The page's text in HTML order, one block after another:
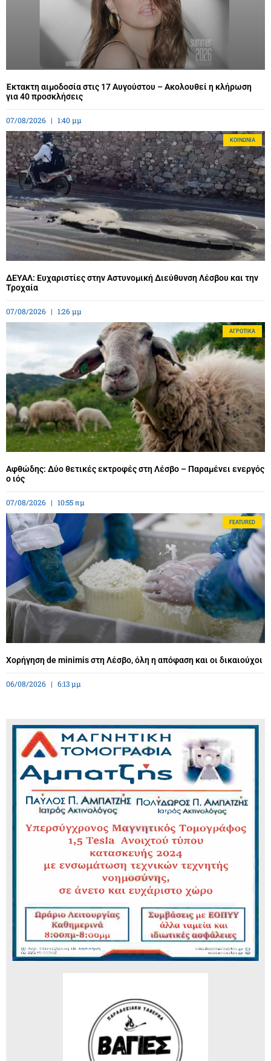
Έκτακτη αιμοδοσία στις 17 Αυγούστου – Ακολουθεί η κλήρωση
για 40 προσκλήσεις
07/08/2026 1:40 μμ
ΚΟΙΝΩΝΊΑ
ΔΕΥΑΛ: Ευχαριστίες στην Αστυνομική Διεύθυνση Λέσβου και την
Τροχαία
07/08/2026 1:26 μμ
ΑΓΡΟΤΙΚΆ
Αφθώδης: Δύο θετικές εκτροφές στη Λέσβο – Παραμένει ενεργός
ο ιός
07/08/2026 10:55 πμ
FEATURED
Χορήγηση de minimis στη Λέσβο, όλη η απόφαση και οι δικαιούχοι
06/08/2026 6:13 μμ